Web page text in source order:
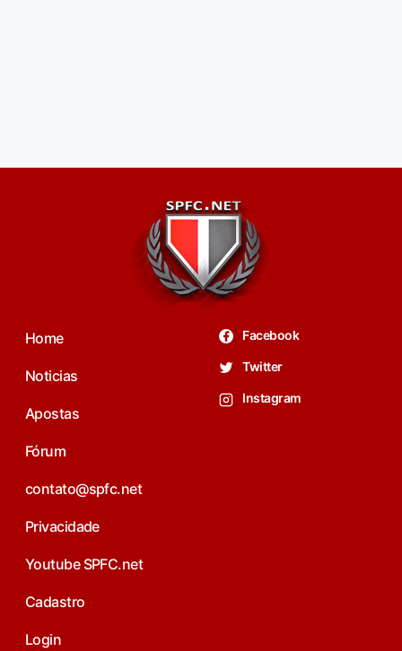
Home
Noticias
Apostas
Fórum
contato@spfc.net
Privacidade
Youtube SPFC.net
Cadastro
Login
Facebook
Twitter
Instagram